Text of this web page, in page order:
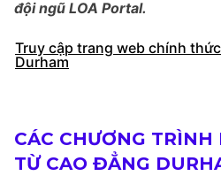
đội ngũ LOA Portal.
Truy cập trang web chính
Durham
CÁC CHƯƠNG TRÌNH
TỪ CAO ĐẲNG